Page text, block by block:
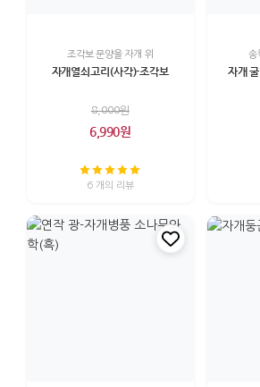
조각보 문양을 자개 위
자개열쇠고리(사각)-조각보
8,000원
6,990원
6 개의 리뷰
송
자개